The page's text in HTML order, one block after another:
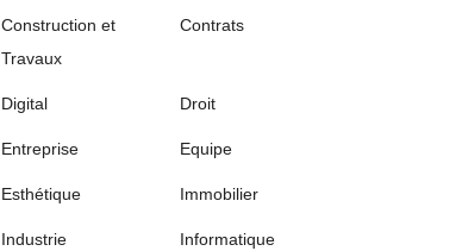
Construction et
Travaux
Contrats
Digital Droit
Entreprise Equipe
Esthétique Immobilier
Industrie Informatique